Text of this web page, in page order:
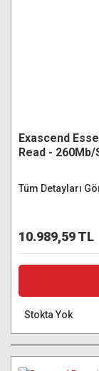
Exascend
Read - 260Mb/
Tüm Detayları
10.989,59 TL
Stokta Yok